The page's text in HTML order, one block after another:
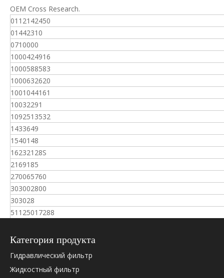
OEM Cross Research.
0112142450
01442310
0710000
1000424916
1000588583
1000632620
1001044161
10032291
1092513532
1433649
1540148
16232128S
2169185
270065760
303002800
303028
51125017288
51125030052
5801312864
5802302816
Категория продукта
Гидравлический фильтр
Жидкостный фильтр